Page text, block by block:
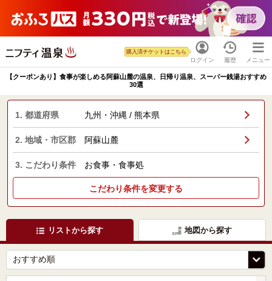
ログイン
購入済チケットはこちら
履歴 メニュー
【クーポンあり】食事が楽しめる阿蘇山麓の温泉、日帰り温泉、スーパー銭湯おすすめ
30選
1. 都道府県 九州・沖縄 / 熊本県
2. 地域・市区郡 阿蘇山麓
3. こだわり条件 お食事・食事処
こだわり条件を変更する
リストから探す 地図から探す